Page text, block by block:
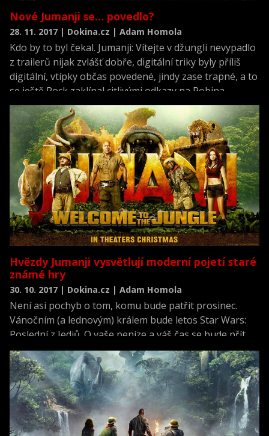
Nové Jumanji se… povedlo?
28. 11. 2017 | Dokina.cz | Adam Homola
Kdo by to byl čekal. Jumanji: Vítejte v džungli nevypadlo
z trailerů nijak zvlášť dobře, digitální triky byly příliš
digitální, vtípky občas povedené, jindy zase trapné, a to
se ještě Rock zaklínal citlivými odkazy na Robina
Williamse a jedničku obecně. Hlavně po zpackané
Pobřežní hlídce to znělo jako recept na průšvih, ale ono
to prý nakonec dopadlo dobře.
Hvězdy Jumanji vysvětlují moderní pojetí staré
známé hry
30. 10. 2017 | Dokina.cz | Adam Homola
Není asi pochyb o tom, komu bude patřit prosinec.
Vánočním (a lednovým) králem bude letos Star Wars:
Poslední z Jediů. O vaše peníze a váš čas se bude přít
ale ještě jedna značka, která by taky chtěla být velká a
taky pro celou rodinu: Jumanji.